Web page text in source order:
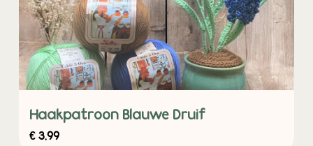
Haakpatroon Blauwe Druif
€3,99